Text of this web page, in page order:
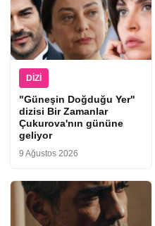
DIZI
"Güneşin Doğduğu Yer"
dizisi Bir Zamanlar
Çukurova'nın gününe
geliyor
9 Ağustos 2026